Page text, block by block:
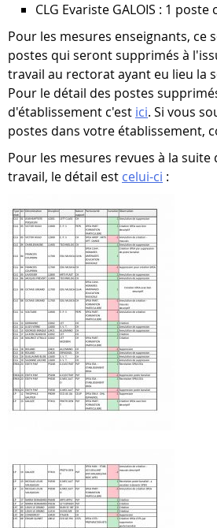
CLG Evariste GALOIS : 1 poste
Pour les mesures enseignants, ce
postes qui seront supprimés à
travail au rectorat ayant eu lieu la
Pour le détail des postes
d'établissement c'est ici. Si vous
postes dans votre établissement,
Pour les mesures revues à la suite
travail, le détail est celui-ci :